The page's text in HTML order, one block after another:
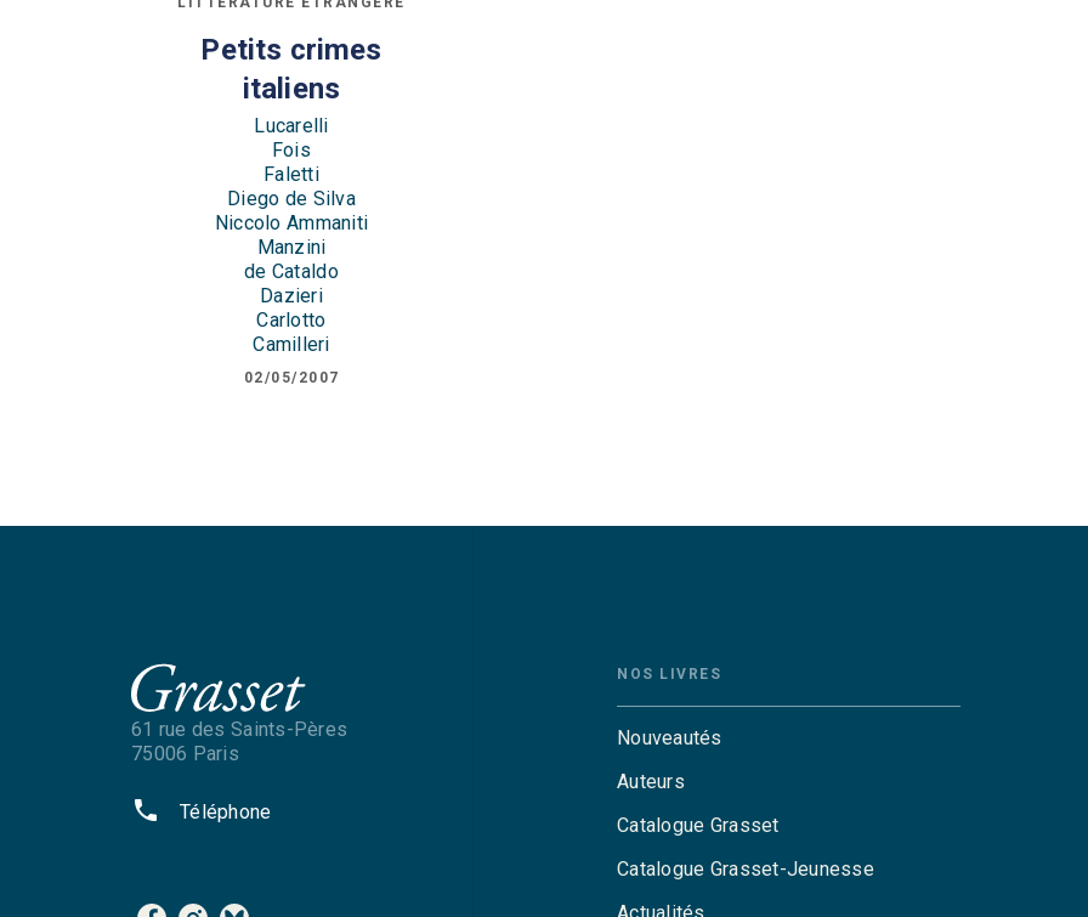
Petits crimes
italiens
Lucarelli
Fois
Faletti
Diego de Silva
Niccolo Ammaniti
Manzini
de Cataldo
Dazieri
Carlotto
Camilleri
02/05/2007
61 rue des Saints-Pères
75006 Paris
phone Téléphone
NOS LIVRES
Nouveautés
Auteurs
Catalogue Grasset
Catalogue Grasset-Jeunesse
Actualités